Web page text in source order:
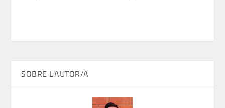
SOBRE L'AUTOR/A